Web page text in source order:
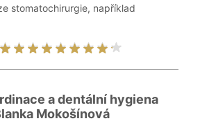
stomatochirurgie, například
a dentální hygiena
Mokošínová